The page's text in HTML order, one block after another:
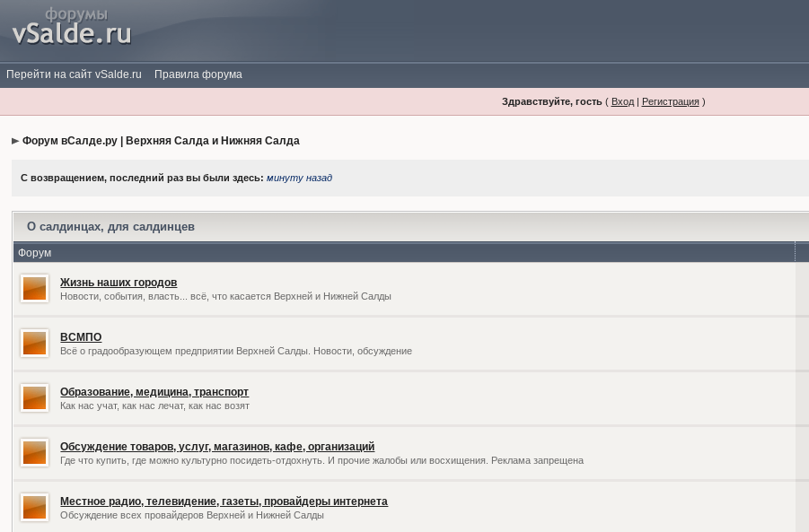
Перейти на сайт vSalde.ru Правила форума
Здравствуйте, гость( Вход| Регистрация)
Форум вСалде.ру | Верхняя Салда и Нижняя Салда
С возвращением, последний раз вы были здесь:минуту назад
О салдинцах, для салдинцев
Форум
Жизнь наших городов
Новости, события, власть... всё, что касается Верхней и Нижней Салды
ВСМПО
Всё о градообразующем предприятии Верхней Салды. Новости, обсуждение
Образование, медицина, транспорт
Как нас учат, как нас лечат, как нас возят
Обсуждение товаров, услуг, магазинов, кафе, организаций
Где что купить, где можно культурно посидеть-отдохнуть. И прочие жалобы или восхищения. Реклама запрещена
Местное радио, телевидение, газеты, провайдеры интернета
Обсуждение всех провайдеров Верхней и Нижней Салды